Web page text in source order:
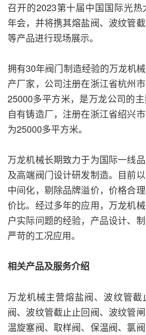
召开的2023第十届中国国际光热
年会，并将携其熔盐阀、波纹管
等产品进行现场展示。
拥有30年阀门制造经验的万龙机
产厂家，公司注册在浙江省杭州
25000多平方米，是万龙公司的
自有铸造厂，注册在浙江省绍兴
为25000多平方米。
万龙机械长期致力于为国际一线
及高端阀门设计研发制造。目前
中间化，剔除品牌溢价，价格合
价比。经过多年的应用，万龙机
户实际问题的经验，产品设计、
严苛的工况应用。
相关产品及服务介绍
万龙机械主营熔盐阀、波纹管
阀、波纹管截止止回阀、波纹管
温旋塞阀、取样阀、保温阀、氯